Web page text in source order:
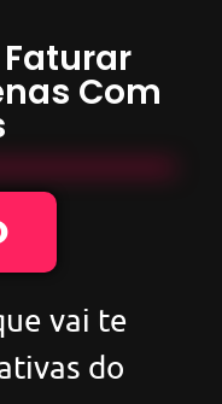
Com
vai te
do